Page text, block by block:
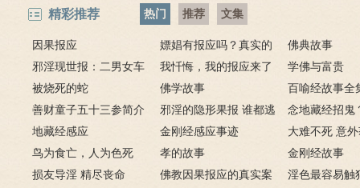
精彩推荐 热门 推荐 文集
因果报应
嫖娼有报应吗？真实的
嫖娼报应
佛典故事
邪淫现世报：二男女车
上纵欲酿车祸被烧死
我忏悔，我的报应来了
－淫人妻者，妻淫人
学佛与富贵
被烧死的蛇
佛学故事
百喻经故事全
善财童子五十三参简介
邪淫的隐形果报 谁都逃
不掉
念地藏经招鬼
地藏经的请进
地藏经感应 金刚经感应事迹
大难不死 意
致富的特异功
鸟为食亡，人为色死 孝的故事
金刚经故事
损友导淫 精尽丧命
佛教因果报应的真实案
淫色最容易触